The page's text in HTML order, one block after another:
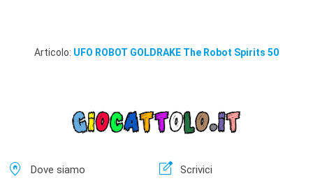
Articolo: UFO ROBOT GOLDRAKE The Robot Spirits 50
home_pin Dove siamo edit_square Scrivici